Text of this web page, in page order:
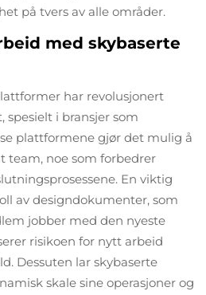
på tvers av alle områder.
med skybaserte
har revolusjonert
i bransjer som
plattformene gjør det mulig å
team, noe som forbedrer
En viktig
av designdokumenter, som
jobber med den nyeste
risikoen for nytt arbeid
Dessuten lar skybaserte
skale sine operasjoner og